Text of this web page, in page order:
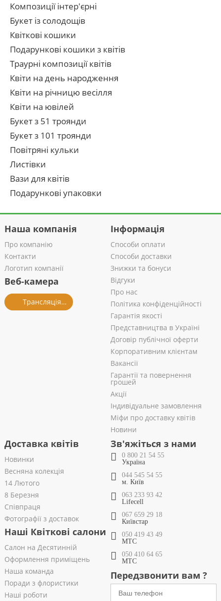
Композиції інтер'єрні
Букет із солодощів
Квіткові кошики
Подарункові кошики з квітів
Траурні композиції квітів
Квіти на день народження
Квіти на річницю весілля
Квіти на ювілей
Букет з 51 троянди
Букет з 101 троянди
Повітряні кульки
Листівки
Вази для квітів
Подарункові упаковки
Наша компанія
Про компанію
Контакти
Логотип компанії
Веб-камера
Трансляція із салону
Інформація
Способи оплати
Способи доставки
Знижки та бонуси
Відгуки
Про нас
Політика конфіденційності
Гарантія якості
Представництва в Україні
Договір публічної оферти
Корпоративним клієнтам
Вакансії
Гарантії та повернення
грошей
Акції
Індивідуальне замовлення
Міфи про доставку квітів
Новини
Доставка квітів
Новинки
Весняна колекція
14 Лютого
8 Березня
Співпраця
Фотографії з доставок
Наші Квіткові салони
Салон на Десятинній
Оформлення приміщень
Наша команда
Поради з флористики
Наші роботи
Зв'яжіться з нами
0 800 21 54 55
Україна
044 545 54 55
м. Київ
063 233 93 42
Lifecell
067 659 29 18
Київстар
050 419 43 49
МТС
050 410 64 65
МТС
Передзвонити вам ?